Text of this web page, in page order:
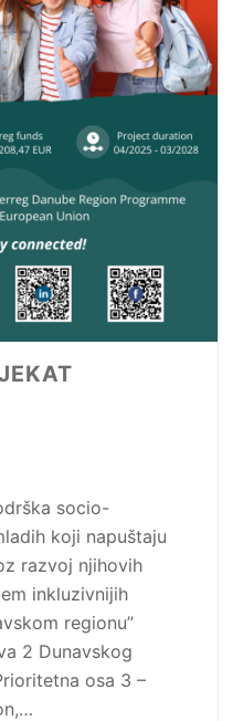
socio-
koji napuštaju
razvoj njihovih
inkluzivnijih
regionu”
2 Dunavskog
osa 3 –